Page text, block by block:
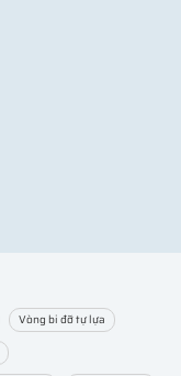
Vòng bi đỡ tự lựa